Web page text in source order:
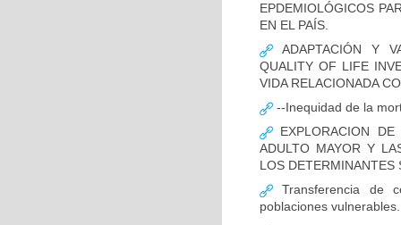
EPDEMIOLÓGICOS
EN EL PAÍS.
ADAPTACIÓN Y
QUALITY OF LIFE
VIDA RELACIONADA
--Inequidad de la
EXPLORACION
ADULTO MAYOR Y
LOS
Transferencia de
poblaciones